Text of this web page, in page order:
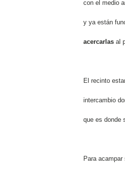
con el medio
y ya están
acercarlas al
El recinto
intercambio
que es donde
Para